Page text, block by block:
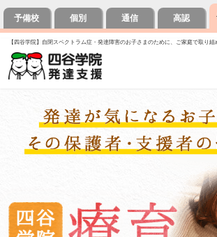
【四谷学院】自閉スペクトラム症・発達障害のお子さまのために、ご家庭で取り組
予備校 個別 通信 高認